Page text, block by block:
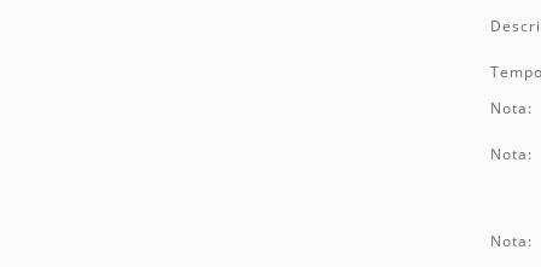
Nota:
Nota:
Nota: